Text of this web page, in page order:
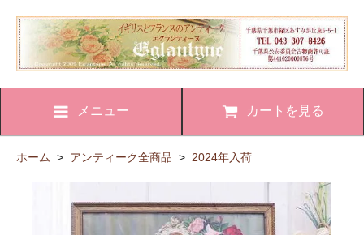
メニュー カートを見る
ホーム > アンティーク全商品 > 2024年入荷